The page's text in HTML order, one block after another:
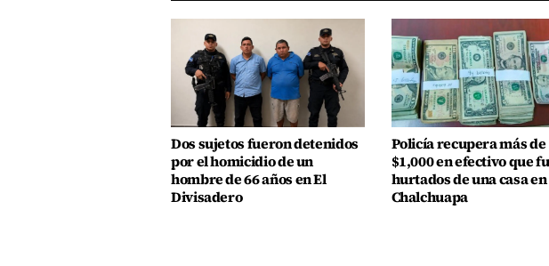
Dos sujetos fueron detenidos
por el homicidio de un
hombre de 66 años en El
Divisadero
Policía recupera más de
$1,000 en efectivo que
hurtados de una casa en
Chalchuapa